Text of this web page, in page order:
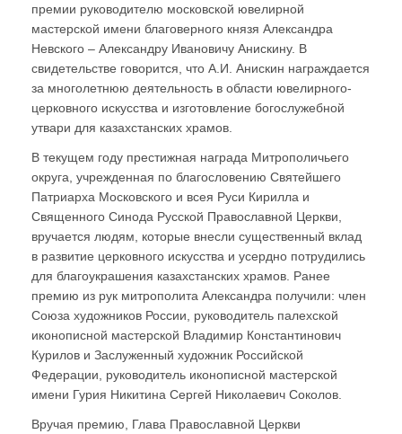
премии руководителю московской ювелирной
мастерской имени благоверного князя Александра
Невского – Александру Ивановичу Анискину. В
свидетельстве говорится, что А.И. Анискин награждается
за многолетнюю деятельность в области ювелирного-
церковного искусства и изготовление богослужебной
утвари для казахстанских храмов.
В текущем году престижная награда Митрополичьего
округа, учрежденная по благословению Святейшего
Патриарха Московского и всея Руси Кирилла и
Священного Синода Русской Православной Церкви,
вручается людям, которые внесли существенный вклад
в развитие церковного искусства и усердно потрудились
для благоукрашения казахстанских храмов. Ранее
премию из рук митрополита Александра получили: член
Союза художников России, руководитель палехской
иконописной мастерской Владимир Константинович
Курилов и Заслуженный художник Российской
Федерации, руководитель иконописной мастерской
имени Гурия Никитина Сергей Николаевич Соколов.
Вручая премию, Глава Православной Церкви